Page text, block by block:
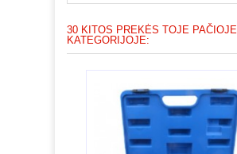
30 KITOS PREKĖS TOJE PAČIOJE
KATEGORIJOJE: